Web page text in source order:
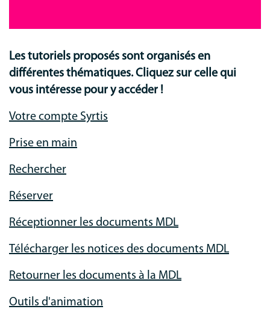
Les tutoriels proposés sont organisés en
différentes thématiques. Cliquez sur celle qui
vous intéresse pour y accéder !
Votre compte Syrtis
Prise en main
Rechercher
Réserver
Réceptionner les documents MDL
Télécharger les notices des documents MDL
Retourner les documents à la MDL
Outils d'animation